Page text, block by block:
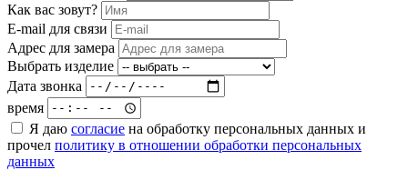
Как вас зовут?
E-mail для связи
Адрес для замера
Выбрать изделие
Дата звонка
время
Я даю согласие на обработку персональных данных и
прочел политику в отношении обработки персональных
данных